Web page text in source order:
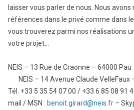
laisser vous parler de nous. Nous
références dans le privé comme dans
vous trouverez parmi nos réalisations
votre projet…
NEIS – 13 Rue de Craonne – 64000 Pau
NEIS – 14 Avenue Claude VelleFaux
Tél. +33 5 35 54 07 00 / +33 6 85 08 91
mail / MSN : benoit.girard@neis.fr –